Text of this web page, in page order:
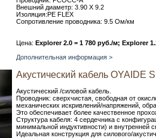
Внешний диаметр: 3.90 X 9.2
Изоляция:PE FLEX
Сопротивление проводника: 9.5 Ом/км
Цена: Explorer 2.0 = 1 780 руб./м; Explorer
Дополнительная информация >
Акустический кабель OYAIDE
Акустический /силовой кабель.
Проводник: сверхчистая, свободная от
механических искривлений/напряжений,
Это обеспечивает более качественное
Структура кабеля: 4 сердечника с
минимальной индуктивности) и внутренней
Идеальная конструкция для силового/